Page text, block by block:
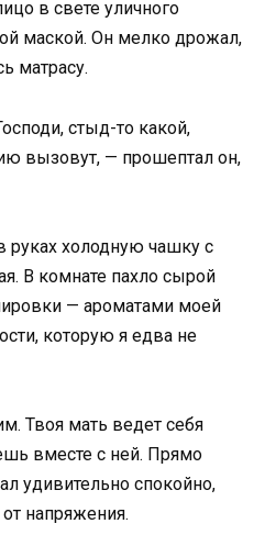
в свете уличного
маской. Он мелко дрожал,
матрасу.
стыд-то какой,
вызовут, — прошептал он,
руках холодную чашку с
В комнате пахло сырой
— ароматами моей
которую я едва не
Твоя мать ведет себя
вместе с ней. Прямо
удивительно спокойно,
напряжения.